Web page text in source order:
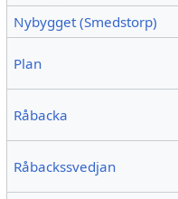
Nybygget (Smedstorp)
Plan
Råbacka
Råbackssvedjan